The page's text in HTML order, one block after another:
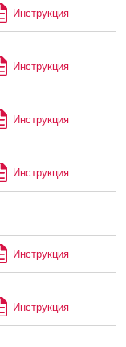
Инструкция
Инструкция
Инструкция
Инструкция
Инструкция
Инструкция